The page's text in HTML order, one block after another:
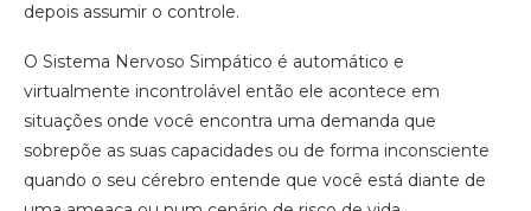
depois assumir o controle.
O Sistema Nervoso Simpático é automático e
virtualmente incontrolável então ele acontece em
situações onde você encontra uma demanda que
sobrepõe as suas capacidades ou de forma inconsciente
quando o seu cérebro entende que você está diante de